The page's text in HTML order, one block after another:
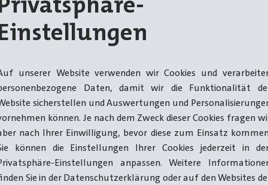
unserer Website verwenden wir Cookies und
Daten, damit wir die Funktionalität
sicherstellen und Auswertungen und
können. Je nach dem Zweck dieser Cookies fragen
nach Ihrer Einwilligung, bevor diese zum Einsatz
können die Einstellungen Ihrer Cookies jederzeit in
Einstellungen anpassen. Weitere
Sie in der Datenschutzerklärung oder auf den Websites
Mitarbeiter.
und
Stange
Bolzen,
am